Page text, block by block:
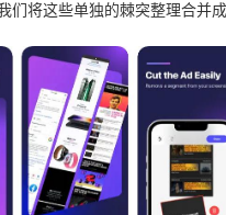
们将这些单独的棘突整理合并成